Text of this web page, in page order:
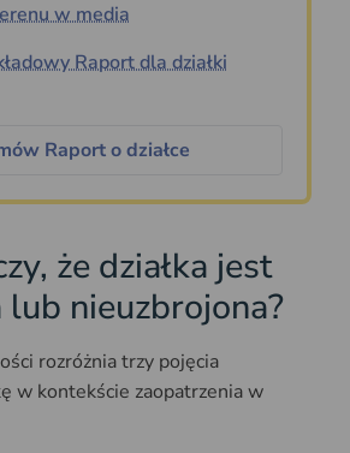
w media
Raport dla działki
Raport o działce
że działka jest
lub nieuzbrojona?
rozróżnia trzy pojęcia
w kontekście zaopatrzenia w